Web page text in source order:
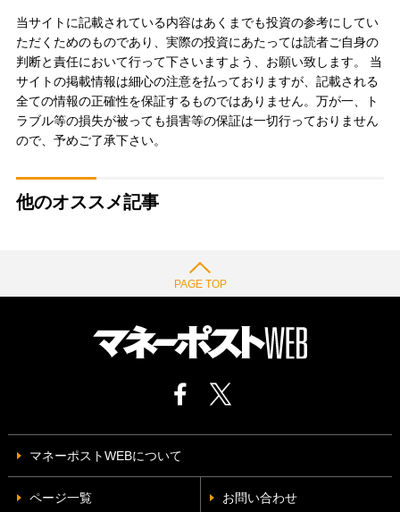
当サイトに記載されている内容はあくまでも投資の参考にしてい
ただくためのものであり、実際の投資にあたっては読者ご自身の
判断と責任において行って下さいますよう、お願い致します。 当
サイトの掲載情報は細心の注意を払っておりますが、記載される
全ての情報の正確性を保証するものではありません。万が一、ト
ラブル等の損失が被っても損害等の保証は一切行っておりません
ので、予めご了承下さい。
他のオススメ記事
PAGE TOP
マネーポストWEBについて
ページ一覧 お問い合わせ